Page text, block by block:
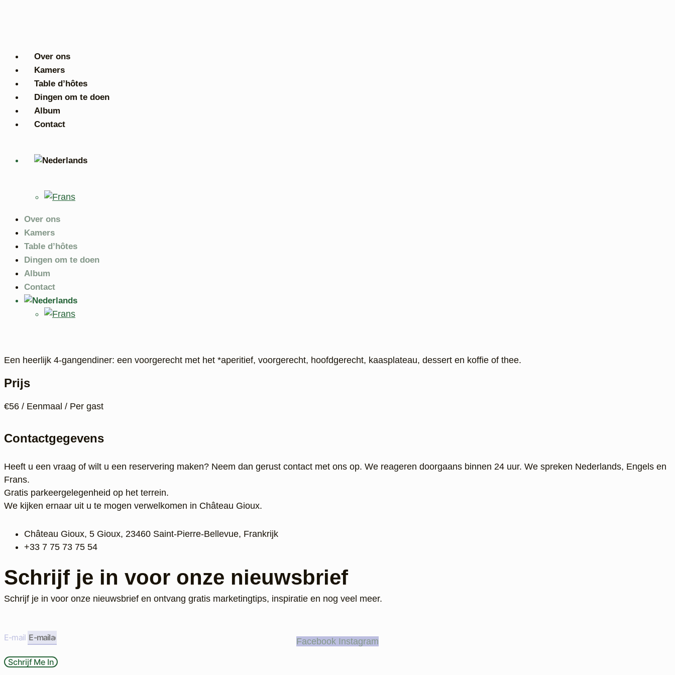
Over ons
Kamers
Table d’hôtes
Dingen om te doen
Album
Contact
Over ons
Kamers
Table d’hôtes
Dingen om te doen
Album
Contact
Een heerlijk 4-gangendiner: een voorgerecht met het *aperitief, voorgerecht, hoofdgerecht, kaasplateau, dessert en koffie of thee.
Prijs
€56 / Eenmaal / Per gast
Contactgegevens
Heeft u een vraag of wilt u een reservering maken? Neem dan gerust contact met ons op. We reageren doorgaans binnen 24 uur. We spreken Nederlands, Engels en
Frans.
Gratis parkeergelegenheid op het terrein.
We kijken ernaar uit u te mogen verwelkomen in Château Gioux.
Château Gioux, 5 Gioux, 23460 Saint-Pierre-Bellevue, Frankrijk
‭+33 7 75 73 75 54‬
Schrijf je in voor onze nieuwsbrief
Schrijf je in voor onze nieuwsbrief en ontvang gratis marketingtips, inspiratie en nog veel meer.
E-mail
Schrijf Me In
Facebook Instagram